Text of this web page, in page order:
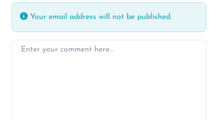
Your email address will not be published.
Enter your comment here…